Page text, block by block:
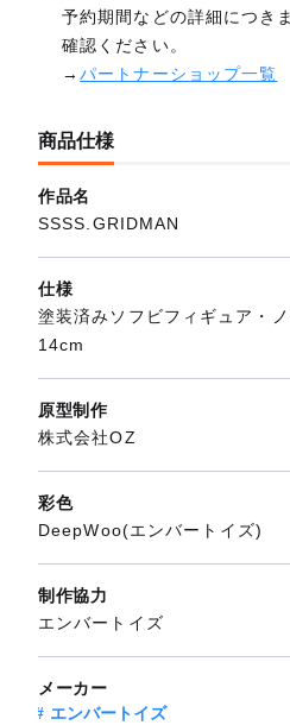
予約期間などの詳細につき
確認ください。
→パートナーショップ一覧
商品仕様
作品名
SSSS.GRIDMAN
仕様
塗装済みソフビフィギュア・
14cm
原型制作
株式会社OZ
彩色
DeepWoo(エンバートイズ)
制作協力
エンバートイズ
メーカー
エンバートイズ